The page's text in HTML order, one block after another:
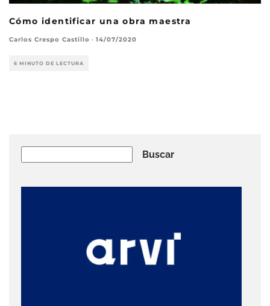
Cómo identificar una obra maestra
Carlos Crespo Castillo · 14/07/2020
6 MINUTO DE LECTURA
Buscar